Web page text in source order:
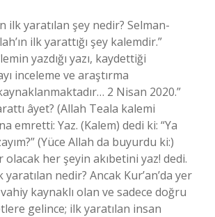
ilk yaratılan şey nedir? Selman-
ilk yarattığı şey kalemdir.”
yazdığı yazı, kaydettiği
inceleme ve araştırma
2 Nisan 2020.”
âyet? (Allah Teala kalemi
emretti: Yaz. (Kalem) dedi ki: “Ya
(Yüce Allah da buyurdu ki:)
olacak her şeyin akıbetini yaz! dedi.
nedir? Ancak Kur’an’da yer
kaynaklı olan ve sadece doğru
gelince; ilk yaratılan insan